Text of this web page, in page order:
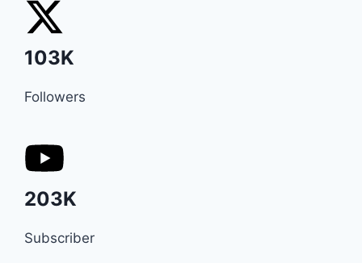
103K
Followers
203K
Subscriber